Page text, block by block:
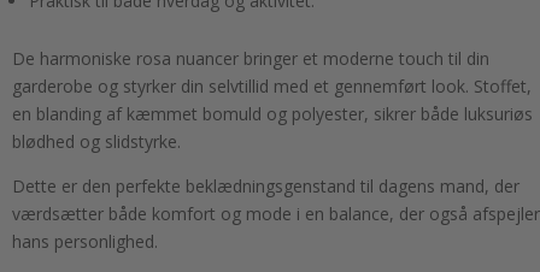
De harmoniske rosa nuancer bringer et moderne touch til din
garderobe og styrker din selvtillid med et gennemført look. Stoffet,
en blanding af kæmmet bomuld og polyester, sikrer både luksuriøs
blødhed og slidstyrke.
Dette er den perfekte beklædningsgenstand til dagens mand, der
værdsætter både komfort og mode i en balance, der også afspejler
hans personlighed.